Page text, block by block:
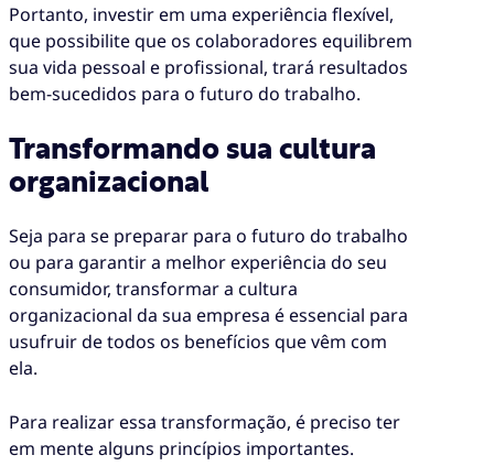
Portanto, investir em uma experiência flexível,
que possibilite que os colaboradores equilibrem
sua vida pessoal e profissional, trará resultados
bem-sucedidos para o futuro do trabalho.
Transformando sua cultura
organizacional
Seja para se preparar para o futuro do trabalho
ou para garantir a melhor experiência do seu
consumidor, transformar a cultura
organizacional da sua empresa é essencial para
usufruir de todos os benefícios que vêm com
ela.
Para realizar essa transformação, é preciso ter
em mente alguns princípios importantes.